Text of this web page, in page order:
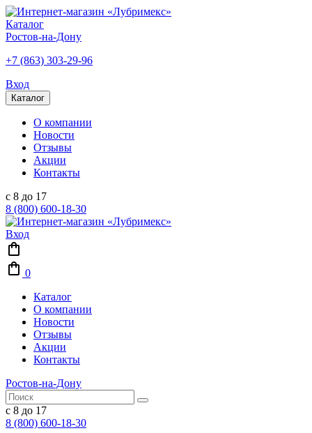
Каталог
Ростов-на-Дону
+7 (863) 303-29-96
Вход
Каталог
О компании
Новости
Отзывы
Акции
Контакты
с 8 до 17
8 (800) 600-18-30
Вход
0
Каталог
О компании
Новости
Отзывы
Акции
Контакты
Ростов-на-Дону
с 8 до 17
8 (800) 600-18-30